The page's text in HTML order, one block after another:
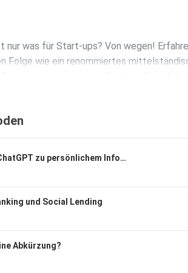
nur was für Start-ups? Von wegen!
Folge wie ein renommiertes
mit der Crowdinvesting-
zur Bohlsener Mühle und der
Was rät ChatGPT zu persönlichem Informationskonsum?
und Social Lending
Abkürzung?